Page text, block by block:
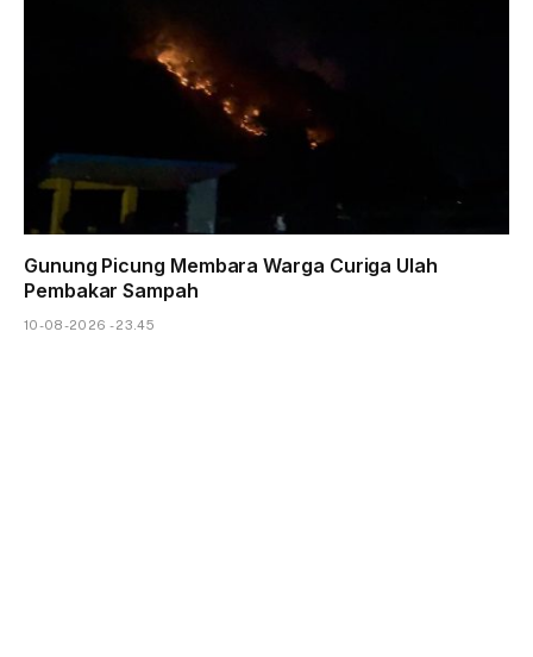
Gunung Picung Membara Warga Curiga Ulah
Pembakar Sampah
10-08-2026 - 23.45